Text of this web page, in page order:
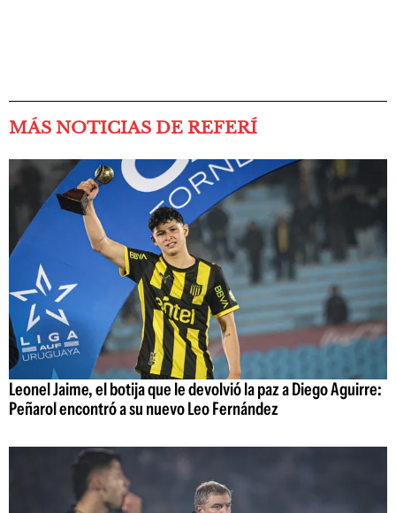
MÁS NOTICIAS DE REFERÍ
Leonel Jaime, el botija que le devolvió la paz a Diego Aguirre:
Peñarol encontró a su nuevo Leo Fernández